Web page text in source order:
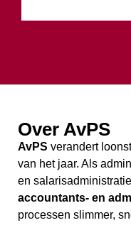
Over AvPS
AvPS verandert
van het jaar. Als
en
accountants- en
processen slimmer,